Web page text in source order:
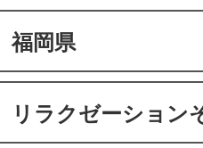
スクールを
駅・路線か
福岡県
リラクゼーション